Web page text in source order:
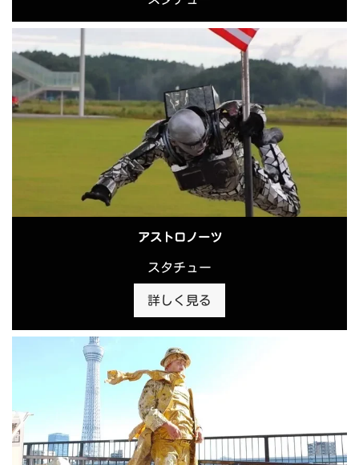
アストロノーツ
スタチュー
詳しく見る